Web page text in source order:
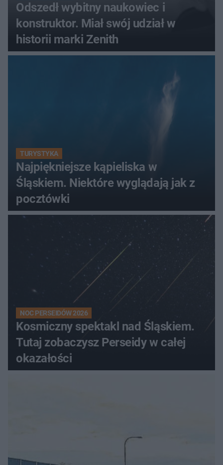
Odszedł wybitny naukowiec i
konstruktor. Miał swój udział w
historii marki Zenith
TURYSTYKA
Najpiękniejsze kąpieliska w
Śląskiem. Niektóre wyglądają jak z
pocztówki
NOC PERSEIDÓW 2026
Kosmiczny spektakl nad Śląskiem.
Tutaj zobaczysz Perseidy w całej
okazałości